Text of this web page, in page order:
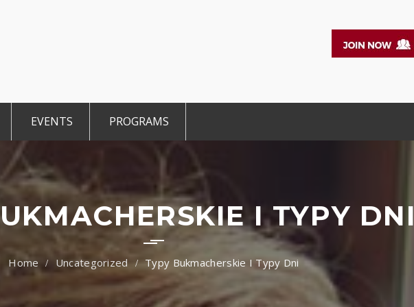
Members
EVENTS
CCE Intro
PROGRAMS
TiE Student
TiE University
I TYPY DNI
Uncategorized Typy Bukmacherskie I Typy Dni